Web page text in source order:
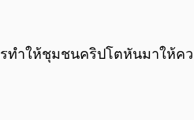
ทำให้ชุมชนคริปโตหันมาให้ค